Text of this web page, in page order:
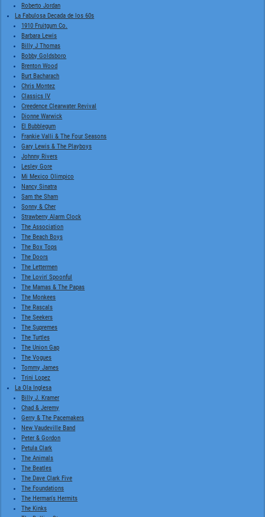
Roberto Jordan
La Fabulosa Decada de los 60s
1910 Fruitgum Co.
Barbara Lewis
Billy J Thomas
Bobby Goldsboro
Brenton Wood
Burt Bacharach
Chris Montez
Classics IV
Creedence Clearwater Revival
Dionne Warwick
El Bubblegum
Frankie Valli & The Four Seasons
Gary Lewis & The Playboys
Johnny Rivers
Lesley Gore
Mi Mexico Olimpico
Nancy Sinatra
Sam the Sham
Sonny & Cher
Strawberry Alarm Clock
The Association
The Beach Boys
The Box Tops
The Doors
The Lettermen
The Lovin' Spoonful
The Mamas & The Papas
The Monkees
The Rascals
The Seekers
The Supremes
The Turtles
The Union Gap
The Vogues
Tommy James
Trini Lopez
La Ola Inglesa
Billy J. Kramer
Chad & Jeremy
Gerry & The Pacemakers
New Vaudeville Band
Peter & Gordon
Petula Clark
The Animals
The Beatles
The Dave Clark Five
The Foundations
The Herman's Hermits
The Kinks